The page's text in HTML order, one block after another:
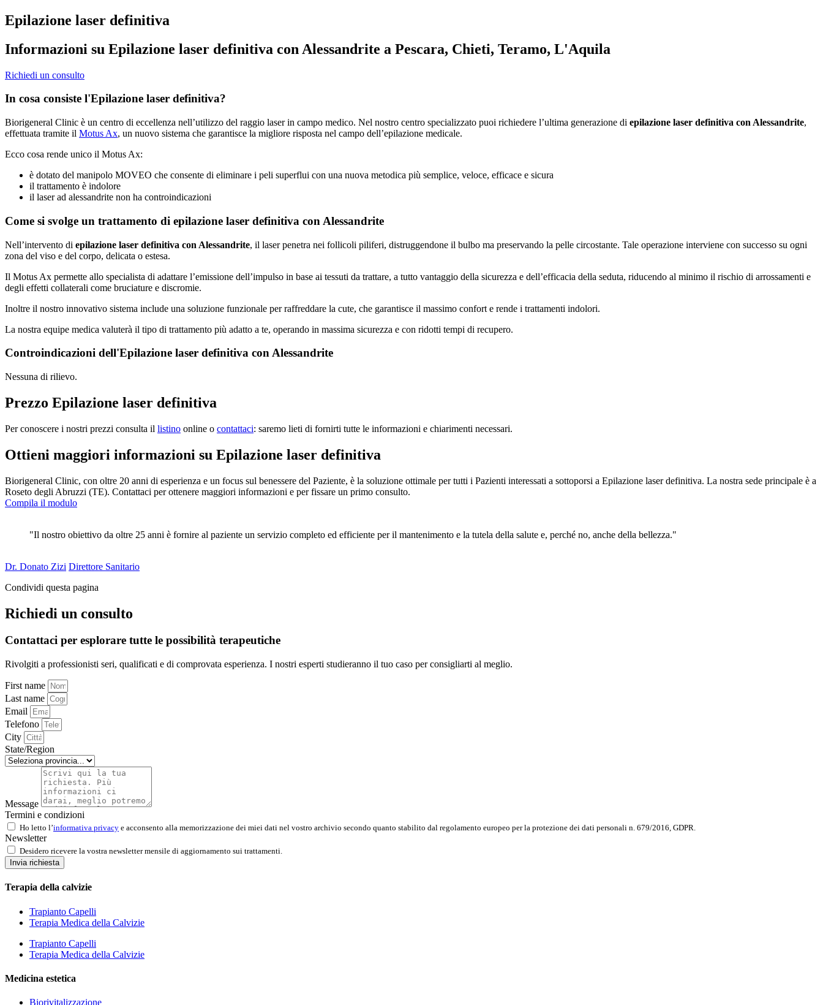
Epilazione laser definitiva
Informazioni su Epilazione laser definitiva con Alessandrite a Pescara, Chieti, Teramo, L'Aquila
Richiedi un consulto
In cosa consiste l'Epilazione laser definitiva?
Biorigeneral Clinic è un centro di eccellenza nell’utilizzo del raggio laser in campo medico. Nel nostro centro specializzato puoi richiedere l’ultima generazione di epilazione laser definitiva con Alessandrite,
effettuata tramite il Motus Ax, un nuovo sistema che garantisce la migliore risposta nel campo dell’epilazione medicale.
Ecco cosa rende unico il Motus Ax:
è dotato del manipolo MOVEO che consente di eliminare i peli superflui con una nuova metodica più semplice, veloce, efficace e sicura
il trattamento è indolore
il laser ad alessandrite non ha controindicazioni
Come si svolge un trattamento di epilazione laser definitiva con Alessandrite
Nell’intervento di epilazione laser definitiva con Alessandrite, il laser penetra nei follicoli piliferi, distruggendone il bulbo ma preservando la pelle circostante. Tale operazione interviene con successo su ogni
zona del viso e del corpo, delicata o estesa.
Il Motus Ax permette allo specialista di adattare l’emissione dell’impulso in base ai tessuti da trattare, a tutto vantaggio della sicurezza e dell’efficacia della seduta, riducendo al minimo il rischio di arrossamenti e
degli effetti collaterali come bruciature e discromie.
Inoltre il nostro innovativo sistema include una soluzione funzionale per raffreddare la cute, che garantisce il massimo confort e rende i trattamenti indolori.
La nostra equipe medica valuterà il tipo di trattamento più adatto a te, operando in massima sicurezza e con ridotti tempi di recupero.
Controindicazioni dell'Epilazione laser definitiva con Alessandrite
Nessuna di rilievo.
Prezzo Epilazione laser definitiva
Per conoscere i nostri prezzi consulta il listino online o contattaci: saremo lieti di fornirti tutte le informazioni e chiarimenti necessari.
Ottieni maggiori informazioni su Epilazione laser definitiva
Biorigeneral Clinic, con oltre 20 anni di esperienza e un focus sul benessere del Paziente, è la soluzione ottimale per tutti i Pazienti interessati a sottoporsi a Epilazione laser definitiva. La nostra sede principale è a
Roseto degli Abruzzi (TE). Contattaci per ottenere maggiori informazioni e per fissare un primo consulto.
Compila il modulo
"Il nostro obiettivo da oltre 25 anni è fornire al paziente un servizio completo ed efficiente per il mantenimento e la tutela della salute e, perché no, anche della bellezza."
Dr. Donato Zizi Direttore Sanitario
Condividi questa pagina
Richiedi un consulto
Contattaci per esplorare tutte le possibilità terapeutiche
Rivolgiti a professionisti seri, qualificati e di comprovata esperienza. I nostri esperti studieranno il tuo caso per consigliarti al meglio.
First name
Last name
Email
Telefono
City
State/Region
Message
Termini e condizioni
Ho letto l’informativa privacy e acconsento alla memorizzazione dei miei dati nel vostro archivio secondo quanto stabilito dal regolamento europeo per la protezione dei dati personali n. 679/2016, GDPR.
Newsletter
Desidero ricevere la vostra newsletter mensile di aggiornamento sui trattamenti.
Invia richiesta
Terapia della calvizie
Trapianto Capelli
Terapia Medica della Calvizie
Trapianto Capelli
Terapia Medica della Calvizie
Medicina estetica
Biorivitalizzazione